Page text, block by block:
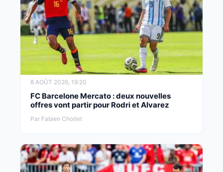
8 AOÛT 2026, 19:20
FC Barcelone Mercato : deux nouvelles
offres vont partir pour Rodri et Alvarez
Par Fabien Chorlet